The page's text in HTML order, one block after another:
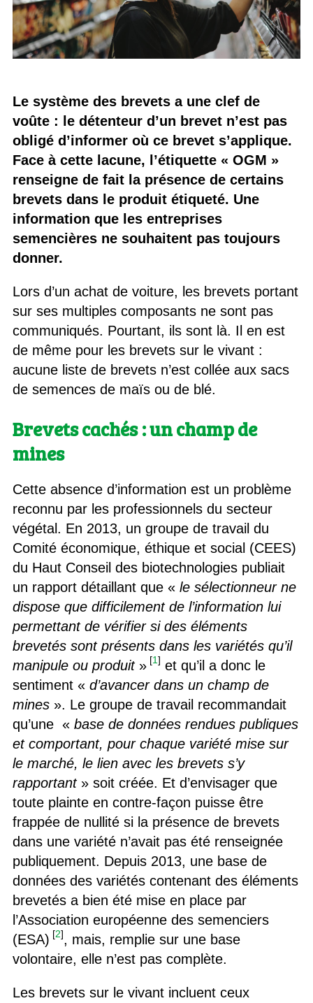
Le système des brevets a une clef de
voûte : le détenteur d’un brevet n’est pas
obligé d’informer où ce brevet s’applique.
Face à cette lacune, l’étiquette « OGM »
renseigne de fait la présence de certains
brevets dans le produit étiqueté. Une
information que les entreprises
semencières ne souhaitent pas toujours
donner.
Lors d’un achat de voiture, les brevets portant
sur ses multiples composants ne sont pas
communiqués. Pourtant, ils sont là. Il en est
de même pour les brevets sur le vivant :
aucune liste de brevets n’est collée aux sacs
de semences de maïs ou de blé.
Brevets cachés : un champ de
mines
Cette absence d’information est un problème
reconnu par les professionnels du secteur
végétal. En 2013, un groupe de travail du
Comité économique, éthique et social (CEES)
du Haut Conseil des biotechnologies publiait
un rapport détaillant que « le sélectionneur ne
dispose que difficilement de l’information lui
permettant de vérifier si des éléments
brevetés sont présents dans les variétés qu’il
manipule ou produit» [1] et qu’il a donc le
sentiment « d’avancer dans un champ de
mines». Le groupe de travail recommandait
qu’une « base de données rendues publiques
et comportant, pour chaque variété mise sur
le marché, le lien avec les brevets s’y
rapportant» soit créée. Et d’envisager que
toute plainte en contre-façon puisse être
frappée de nullité si la présence de brevets
dans une variété n’avait pas été renseignée
publiquement. Depuis 2013, une base de
données des variétés contenant des éléments
brevetés a bien été mise en place par
l’Association européenne des semenciers
(ESA) [2], mais, remplie sur une base
volontaire, elle n’est pas complète.
Les brevets sur le vivant incluent ceux